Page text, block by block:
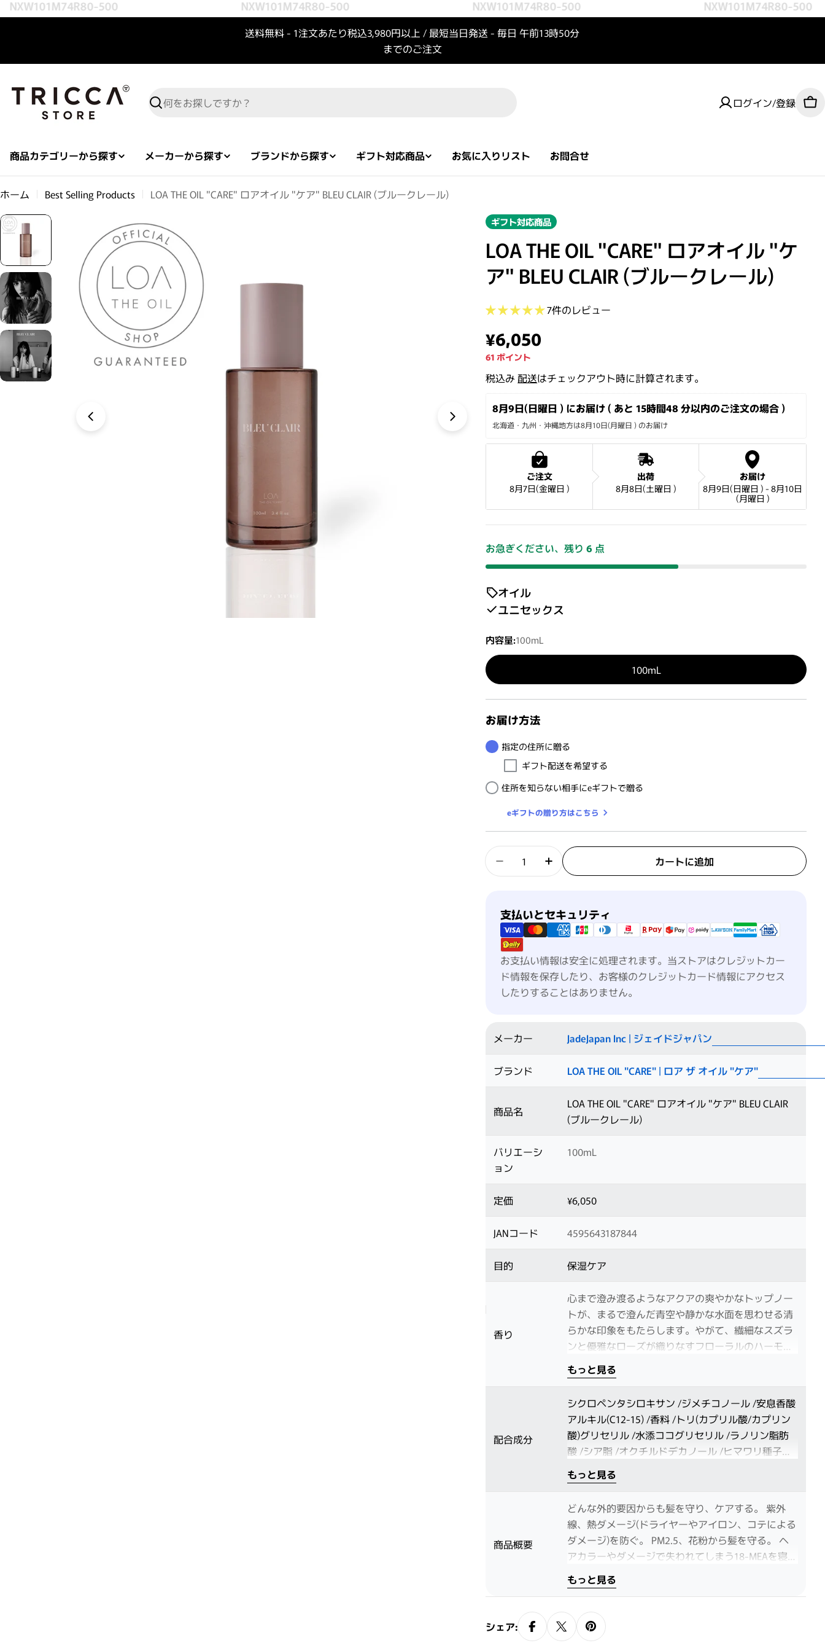
・2〜3問の簡単な問診にお答えく
コンテンツへスキップ
NXW101M74R80-500 NXW101M74R80-500 NXW101M74R80-500 NXW101M74R80-500
送料無料 - 1注文あたり税込3,980円以上 / 最短当日発送 - 毎日 午前13時50分
までのご注文
検索 ログイン/登録 カ
商品カテゴリーから探す メーカーから探す ブランドから探す ギフト対応商品 お気に入りリスト お問合せ
ホーム Best Selling Products
LOA THE OIL "CARE" ロアオイル "ケア" BLEU CLAIR (ブルークレール)
商品情報へスキップ
モーダルで0のメディアを開く
モーダルで1のメディアを開く
ギフト対応商品
LOA THE OIL "CARE" ロアオイル "ケ
ア" BLEU CLAIR (ブルークレール)
7件のレビュー
通常価格
¥6,050
61 ポイント
税込み配送はチェックアウト時に計算されます。
8月9日(日曜日 ) にお届け ( あと 15時間48 分以内のご注文の場合 )
北海道・九州・沖縄地方は8月10日(月曜日 ) のお届け
ご注文
8月7日(金曜日 )
出荷
8月8日(土曜日 )
お届け
8月9日(日曜日 ) - 8月10日
(月曜日 )
お急ぎください、残り6 点
オイル
ユニセックス
内容量:100mL
100mL
お届け方法
指定の住所に贈る
ギフト配送を希望する
住所を知らない相手にeギフトで贈る
eギフトの贈り方はこちら
数量
LOA THE OIL &quot;CARE&quot; ロアオイル &quot;ケア&quot;
LOA THE OIL &quot;CARE&quot; ロアオイル &quot;
カートに追加
支払いとセキュリティ
支払い方法
お支払い情報は安全に処理されます。当ストアはクレジットカー
ド情報を保存したり、お客様のクレジットカード情報にアクセス
したりすることはありません。
メーカー JadeJapan Inc | ジェイドジャパン
ブランド LOA THE OIL "CARE" | ロア ザ オイル "ケア"
商品名
LOA THE OIL "CARE" ロアオイル "ケア" BLEU CLAIR
(ブルークレール)
バリエーシ
ョン
100mL
定価 ¥6,050
JANコード 4595643187844
目的 保湿ケア
香り
心まで澄み渡るようなアクアの爽やかなトップノー
トが、まるで澄んだ青空や静かな水面を思わせる清
らかな印象をもたらします。やがて、繊細なスズラ
ンと優雅なローズが織りなすフローラルのハーモニ
ー、瑞々しいフリージアが軽やかな甘さを添え、優
しく包み込むサボンの清潔感が重なります。
もっと見る
配合成分
シクロペンタシロキサン /ジメチコノール /安息香酸
アルキル(C12-15) /香料 /トリ(カプリル酸/カプリン
酸)グリセリル /水添ココグリセリル /ラノリン脂肪
酸 /シア脂 /オクチルドデカノール /ヒマワリ種子エ
キス /アルガニアスピノサ核油 /サルビアヒスパニカ
種子油 /プルケネチアボルビリス種子油 /γ-ドコサラ
ル
もっと見る
商品概要
どんな外的要因からも髪を守り、ケアする。 紫外
線、熱ダメージ(ドライヤーやアイロン、コテによる
ダメージ)を防ぐ。 PM2.5、花粉から髪を守る。 ヘ
アカラーやダメージで失われてしまう18-MEAを寝て
いる間に補給する。 髪と枕によるフィジカルダメー
ジを防ぐ。 ヘアカラー後の開いてしまったキューテ
持ちを良くする。
もっと見る
シェア: